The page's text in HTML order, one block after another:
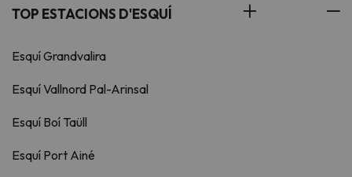
TOP ESTACIONS D'ESQUÍ
Esquí Grandvalira
Esquí Vallnord Pal-Arinsal
Esquí Boí Taüll
Esquí Port Ainé